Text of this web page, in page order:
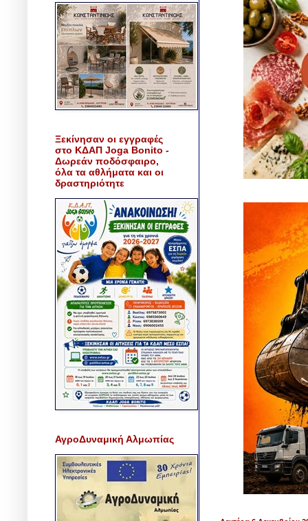
Ξεκίνησαν οι εγγραφές
στο ΚΔΑΠ Joga Bonito -
Δωρεάν ποδόσφαιρο,
όλα τα αθλήματα και οι
δραστηριότητε
ΑγροΔυναμική Αλμωπίας